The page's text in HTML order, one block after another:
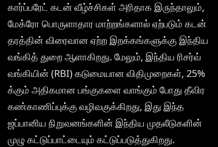
கார்ப்பரேட் கடன் வீழ்ச்சிகள் அரிதாக இருந்தாலும்,
மேக்ரோ பொருளாதார மாற்றங்களால் ஏற்படும் கடன்
தரத்தின் விரைவான ஏற்ற இறக்கங்களுக்கு இந்திய
வங்கித் துறை ஆளாகிறது. மேலும், இந்திய ரிசர்வ்
வங்கியின் (RBI) கடுமையான விதிமுறைகள், 25%
க்கும் அதிகமான பங்குகளை வாங்கும் போது தீவிர
கண்காணிப்புக்கு வழிவகுக்கிறது, இது இந்த
ஜப்பானிய நிறுவனங்களின் இந்திய முதலீடுகளின்
முழு கட்டுப்பாட்டையும் கட்டுப்படுத்துகிறது.